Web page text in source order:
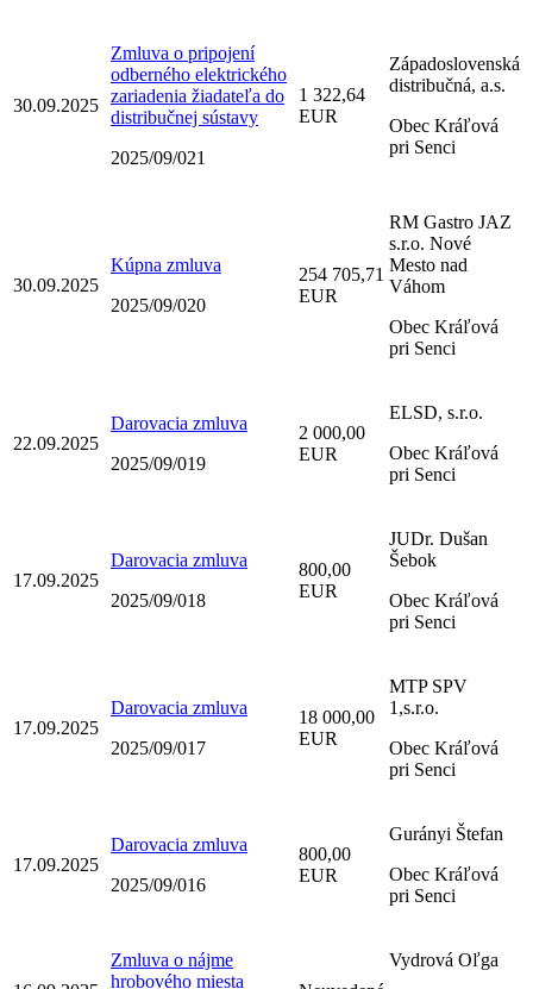
30.09.2025
Zmluva o pripojení
odberného elektrického
zariadenia žiadateľa do
distribučnej sústavy
2025/09/021
1 322,64
EUR
Západoslovenská
distribučná, a.s.
Obec Kráľová
pri Senci
30.09.2025
Kúpna zmluva
2025/09/020
254 705,71
EUR
RM Gastro JAZ
s.r.o. Nové
Mesto nad
Váhom
Obec Kráľová
pri Senci
22.09.2025
Darovacia zmluva
2025/09/019
2 000,00
EUR
ELSD, s.r.o.
Obec Kráľová
pri Senci
17.09.2025
Darovacia zmluva
2025/09/018
800,00
EUR
JUDr. Dušan
Šebok
Obec Kráľová
pri Senci
17.09.2025
Darovacia zmluva
2025/09/017
18 000,00
EUR
MTP SPV
1,s.r.o.
Obec Kráľová
pri Senci
17.09.2025
Darovacia zmluva
2025/09/016
800,00
EUR
Gurányi Štefan
Obec Kráľová
pri Senci
Zmluva o nájme
hrobového miesta
Vydrová Oľga